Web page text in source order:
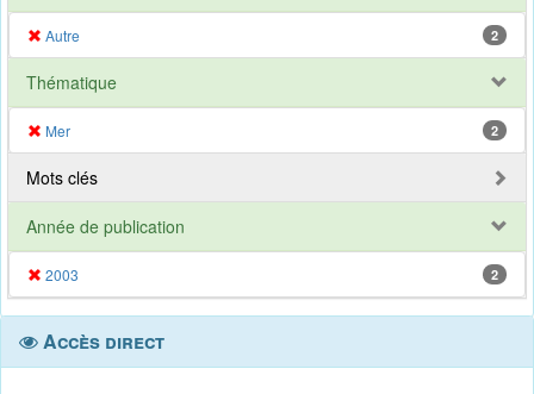
Autre 2
Thématique
Mer 2
Mots clés
Année de publication
2003 2
Accès direct